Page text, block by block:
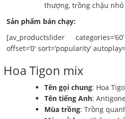
thượng, trồng chậu
Sản phẩm bán chạy:
[av_productslider
offset=’0′ sort=’popularity’
Hoa Tigon mix
Tên gọi chung: Hoa
Tên tiếng Anh: Antigone
Mùa trồng: Trồng